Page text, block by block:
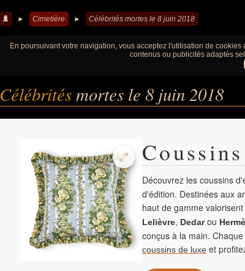
► Cimetière ► Célébrités mortes le 8 juin 2018
En poursuivant votre navigation, vous acceptez l'utilisation de
contenus ou publicités adaptés
Célébritésmortes le 8 juin 2018
Découvrez les coussins
d'édition. Destinées aux
haut de gamme
Lelièvre, Dedarou
conçus à la main.
coussins de luxe et